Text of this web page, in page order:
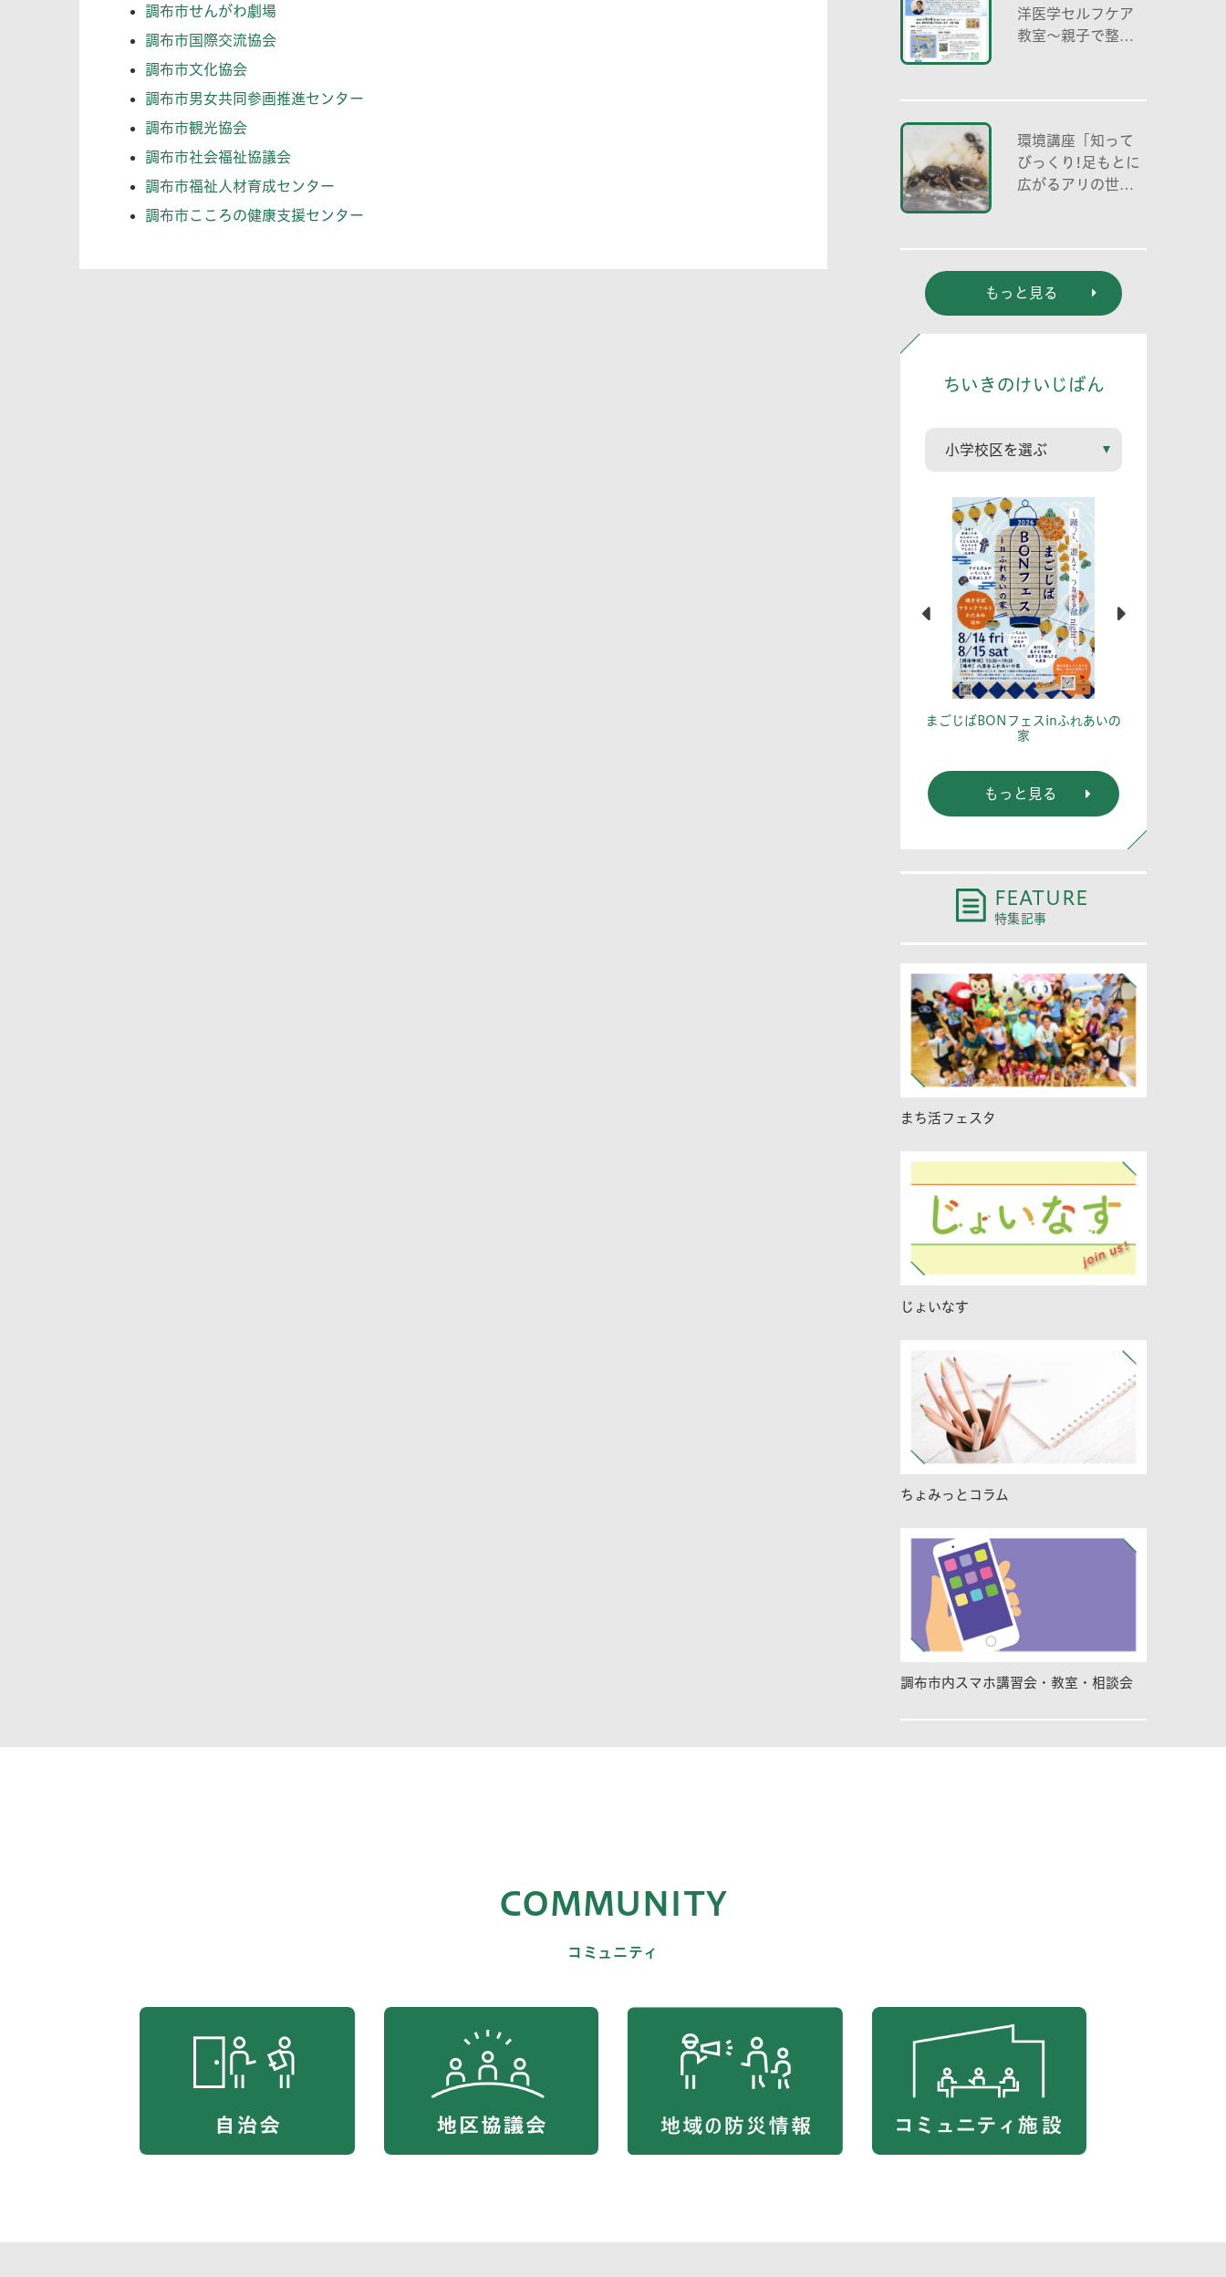
調布市せんがわ劇場
調布市国際交流協会
調布市文化協会
調布市男女共同参画推進センター
調布市観光協会
調布市社会福祉協議会
調布市福祉人材育成センター
調布市こころの健康支援センター
洋医学セルフケア
教室～親子で整え
環境講座「知って
びっくり!足もとに
広がるアリの世界
割」
もっと見る
ちいきのけいじばん
まごじばBONフェスinふれあいの
家
もっと見る
FEATURE
特集記事
まち活フェスタ
じょいなす
ちょみっとコラム
調布市内スマホ講習会・教室・相談会
COMMUNITY
コミュニティ